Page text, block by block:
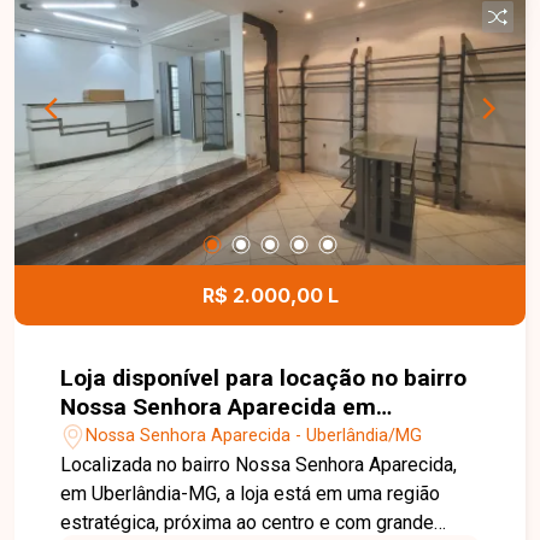
R$ 2.000,00 L
Loja disponível para locação no bairro
Nossa Senhora Aparecida em
Uberlândia-MG.
Nossa Senhora Aparecida - Uberlândia/MG
Localizada no bairro Nossa Senhora Aparecida,
em Uberlândia-MG, a loja está em uma região
estratégica, próxima ao centro e com grande